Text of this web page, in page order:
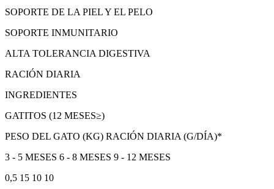
SOPORTE DE LA PIEL Y EL PELO
SOPORTE INMUNITARIO
ALTA TOLERANCIA DIGESTIVA
RACIÓN DIARIA
INGREDIENTES
GATITOS (12 MESES≥)
PESO DEL GATO (KG) RACIÓN DIARIA (G/DÍA)*
3 - 5 MESES 6 - 8 MESES 9 - 12 MESES
0,5 15 10 10